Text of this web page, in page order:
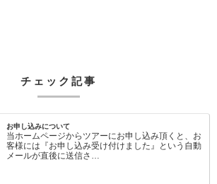
チェック記事
お申し込みについて
当ホームページからツアーにお申し込み頂くと、お
客様には『お申し込み受け付けました』という自動
メールが直後に送信さ…